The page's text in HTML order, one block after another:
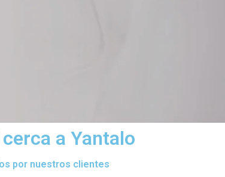
a Yantalo
por nuestros clientes